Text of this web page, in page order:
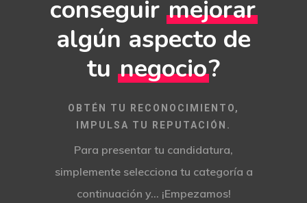
conseguir mejorar
algún aspecto de
tu negocio?
OBTÉN TU RECONOCIMIENTO,
IMPULSA TU REPUTACIÓN.
Para presentar tu candidatura,
simplemente selecciona tu categoría a
continuación y… ¡Empezamos!
Potenciamos tu mejor
Creación y gestión de
Nuestra historia,
reputación
Consejos e información